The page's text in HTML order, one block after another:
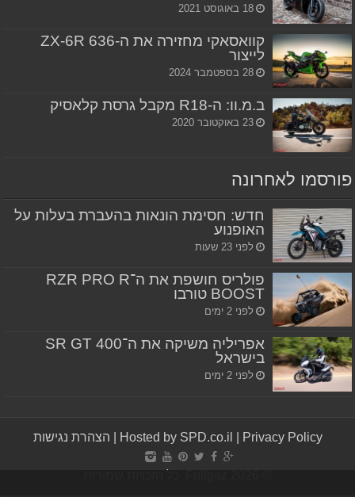
18 באוגוסט 2021
קוואסאקי מחזירה את ה-ZX-6R 636
לייצור
28 בספטמבר 2024
ב.מ.וו: ה-R18 מקבל גרסת קלאסיק
23 באוקטובר 2020
פורסמו לאחרונה
חדש: חסימת הונאות בהעברת בעלות על
האופנוע
לפני 23 שעות
פולריס חושפת את ה־RZR PRO R
BOOST טורבו
לפני 2 ימים
אפריליה משיקה את ה־SR GT 400
בישראל
לפני 2 ימים
Hosted by SPD.co.il Privacy Policy הצהרת נגישות